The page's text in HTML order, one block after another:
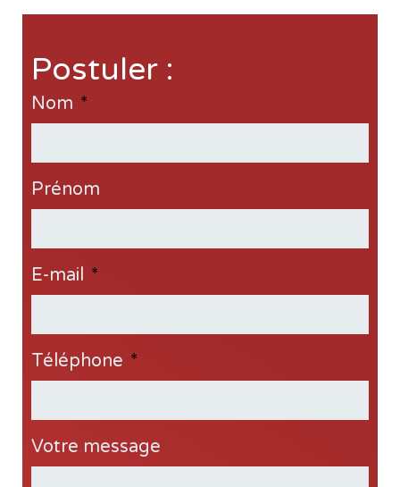
Postuler :
Nom *
Prénom
E-mail *
Téléphone *
Votre message